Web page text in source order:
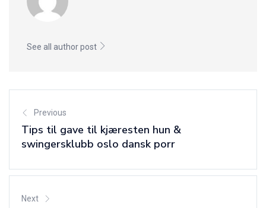
See all author post
Previous
Tips til gave til kjæresten hun &
swingersklubb oslo dansk porr
Next